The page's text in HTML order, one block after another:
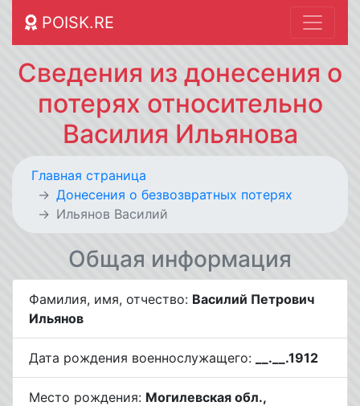
POISK.RE
Сведения из донесения о
потерях относительно
Василия Ильянова
Главная страница
Донесения о безвозвратных потерях
Ильянов Василий
Общая информация
Фамилия, имя, отчество: Василий Петрович
Ильянов
Дата рождения военнослужащего: __.__.1912
Место рождения: Могилевская обл.,